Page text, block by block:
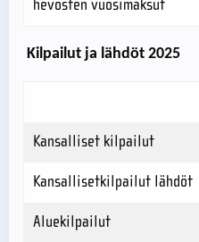
hevosten vuosimaksut
Kilpailut ja lähdöt 2025
Kansalliset kilpailut
Kansallisetkilpailut lähdöt
Aluekilpailut